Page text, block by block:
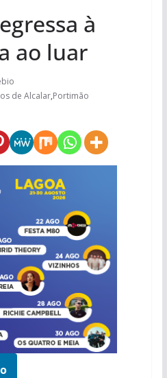
à
ao luar
de Alcalar,Portimão